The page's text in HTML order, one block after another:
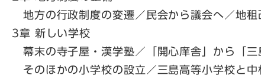
地方の行政制度の変遷／民会から議会へ／地租
3章 新しい学校
幕末の寺子屋・漢学塾／「開心庠舎」から「三
そのほかの小学校の設立／三島高等小学校と中